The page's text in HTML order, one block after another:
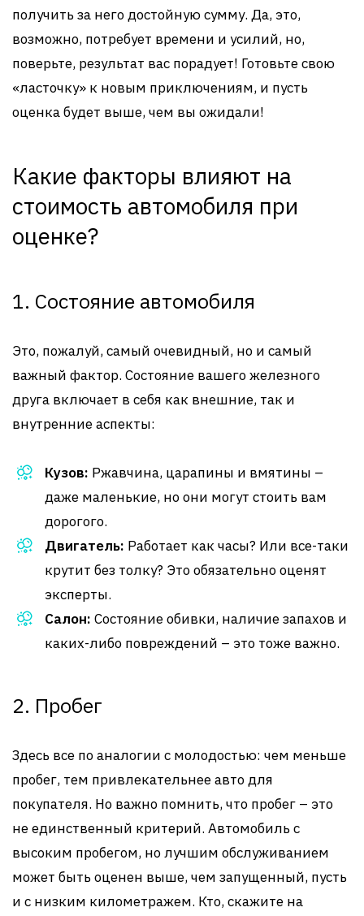
получить за него достойную сумму. Да, это,
возможно, потребует времени и усилий, но,
поверьте, результат вас порадует! Готовьте свою
«ласточку» к новым приключениям, и пусть
оценка будет выше, чем вы ожидали!
Какие факторы влияют на
стоимость автомобиля при
оценке?
1. Состояние автомобиля
Это, пожалуй, самый очевидный, но и самый
важный фактор. Состояние вашего железного
друга включает в себя как внешние, так и
внутренние аспекты:
Кузов: Ржавчина, царапины и вмятины –
даже маленькие, но они могут стоить вам
дорогого.
Двигатель: Работает как часы? Или все-таки
крутит без толку? Это обязательно оценят
эксперты.
Салон: Состояние обивки, наличие запахов и
каких-либо повреждений – это тоже важно.
2. Пробег
Здесь все по аналогии с молодостью: чем меньше
пробег, тем привлекательнее авто для
покупателя. Но важно помнить, что пробег – это
не единственный критерий. Автомобиль с
высоким пробегом, но лучшим обслуживанием
может быть оценен выше, чем запущенный, пусть
и с низким километражем. Кто, скажите на